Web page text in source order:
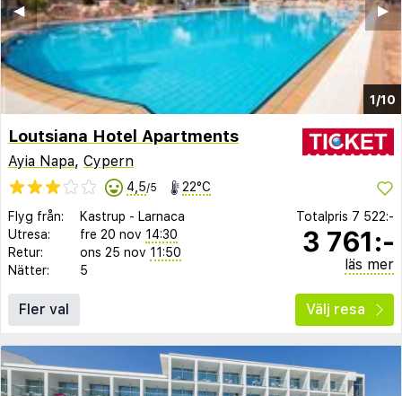
1/10
▶︎
◀︎
Loutsiana Hotel Apartments
Ayia Napa, Cypern
4,5/5 22°C
Flyg från: Kastrup - Larnaca
Utresa:
fre 20 nov 14:30
Retur:
ons 25 nov 11:50
Nätter:
5
Totalpris 7 522:-
3 761:-
läs mer
Fler val Välj resa